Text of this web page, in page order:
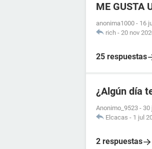
ME GUSTA
anonima1000 - 16
rich - 20 nov
25 respuestas
¿Algún día
Anonimo_9523 - 30
Elcacas - 1 jul
2 respuestas